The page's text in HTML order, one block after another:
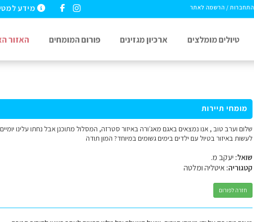
מידע התחברות / הרשמה לאתר
טיולים מומלצים ארכיון מגזינים פורום המומחים האזור
מומחי תיירות
שלום וערב טוב , אנו נמצאים באגם מאג׳ורה באיזור סטרזה, המסלול מתוכנן אבל נחתו עלינו
לעשות באיזור בטיול עם ילדים בימים גשומים במיוחד? המון תודה
שואל: יעקב מ.
קטגוריה:איטליה ומלטה
חזרה לפורום